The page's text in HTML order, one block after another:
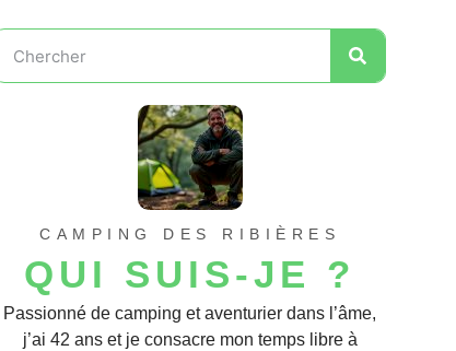
CAMPING DES RIBIÈRES
QUI SUIS-JE ?
Passionné de camping et aventurier dans l’âme,
j’ai 42 ans et je consacre mon temps libre à